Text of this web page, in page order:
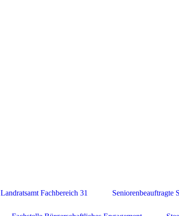
Landratsamt Fachbereich 31 Seniorenbeauftragte